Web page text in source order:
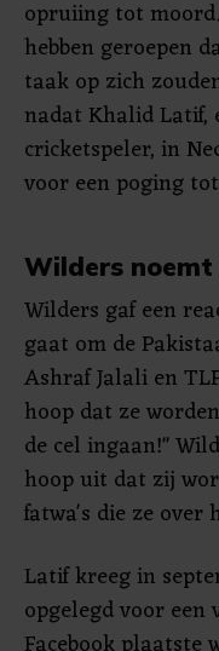
opruiing tot
hebben geroepen
taak op zich
nadat Khalid Latif,
cricketspeler, in
voor een poging
Wilders noemt
Wilders gaf een
gaat om de
Ashraf Jalali en
hoop dat ze
de cel ingaan!"
hoop uit dat zij
fatwa's die ze over
Latif kreeg in
opgelegd voor een